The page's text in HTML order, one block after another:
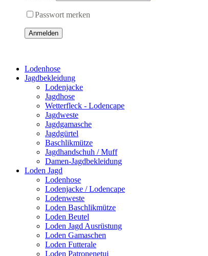
Passwort merken
Anmelden
Lodenhose
Jagdbekleidung
Lodenjacke
Jagdhose
Wetterfleck - Lodencape
Jagdweste
Jagdgamasche
Jagdgürtel
Baschlikmütze
Jagdhandschuh / Muff
Damen-Jagdbekleidung
Loden Jagd
Lodenhose
Lodenjacke / Lodencape
Lodenweste
Loden Baschlikmütze
Loden Beutel
Loden Jagd Ausrüstung
Loden Gamaschen
Loden Futterale
Loden Patronenetui